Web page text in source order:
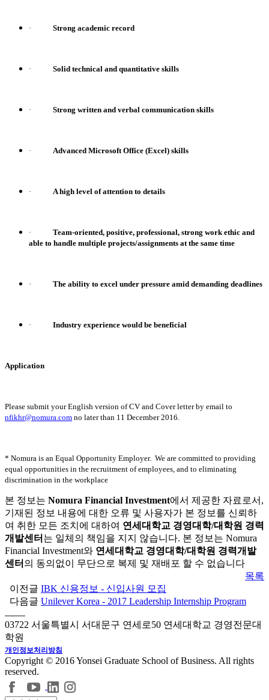
· Strong academic record
· Solid technical and quantitative skills
· Strong written and verbal communication skills
· Advanced Microsoft Office (Excel) skills
· A high level of attention to details
·
Team-oriented, positive, professional, strong work ethic and
able to handle multiple projects/assignments at the same time
· The ability to excel under pressure amid demanding deadlines
· Industry experience would be beneficial
Application
Please submit your English version of CV and Cover letter by email to
nfikhr@nomura.com no later than 11 December 2016.
* Nomura is an Equal Opportunity Employer. We are committed to providing
equal opportunities in the recruitment of employees, and to eliminating
discrimination in the workplace
본 정보는 Nomura Financial Investment에서 제공한 자료로서,
기재된 정보 내용에 대한 오류 및 사용자가 본 정보를 신뢰하
여 취한 모든 조치에 대하여 연세대학교 경영대학/대학원 경력
개발센터 는 일체의 책임을 지지 않습니다. 본 정보는 Nomura
Financial Investment와 연세대학교 경영대학/대학원 경력개발
센터 의 동의없이 무단으로 복제 및 재배포 할 수 없습니다
목록
이전글 IBK 신용정보 - 신입사원 모집
다음글 Unilever Korea - 2017 Leadership Internship Program
03722 서울특별시 서대문구 연세로50 연세대학교 경영전문대
학원
개인정보처리방침
Copyright © 2016 Yonsei Graduate School of Business. All rights
reserved.